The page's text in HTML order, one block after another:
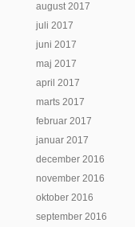
august 2017
juli 2017
juni 2017
maj 2017
april 2017
marts 2017
februar 2017
januar 2017
december 2016
november 2016
oktober 2016
september 2016